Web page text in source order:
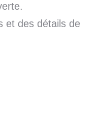
et des détails de